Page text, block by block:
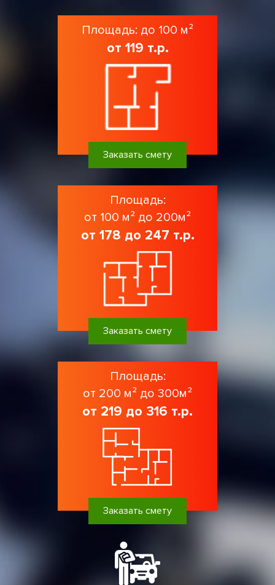
Площадь: до 100 м²
от 119 т.р.
Заказать смету
Площадь:
от 100 м² до 200м²
от 178 до 247 т.р.
Заказать смету
Площадь:
от 200 м² до 300м²
от 219 до 316 т.р.
Заказать смету